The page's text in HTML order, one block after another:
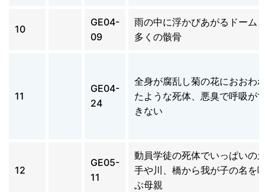
10
GE04-
09
雨の中に浮かびあがるドーム
多くの骸骨
11
GE04-
24
全身が腐乱し菊の花におおわ
たような死体、悪臭で呼吸が
きない
12
GE05-
11
動員学徒の死体でいっぱいの
手や川、橋から我が子の名を
ぶ母親